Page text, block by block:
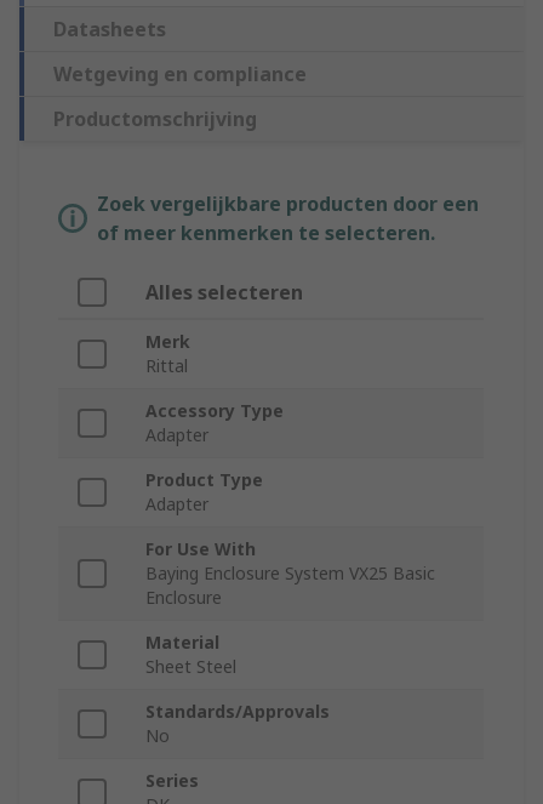
Datasheets
Wetgeving en compliance
Productomschrijving
Zoek vergelijkbare producten door een
of meer kenmerken te selecteren.
Alles selecteren
Merk
Rittal
Accessory Type
Adapter
Product Type
Adapter
For Use With
Baying Enclosure System VX25 Basic
Enclosure
Material
Sheet Steel
Standards/Approvals
No
Series